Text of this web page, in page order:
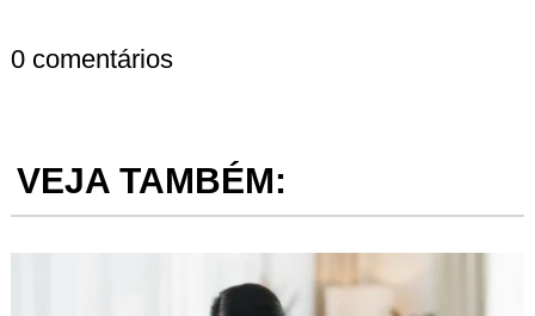
0 comentários
VEJA TAMBÉM: